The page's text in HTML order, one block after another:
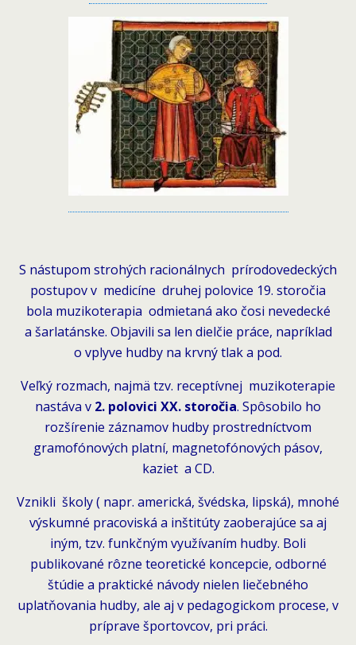
S nástupom strohých racionálnych prírodovedeckých
postupov v medicíne druhej polovice 19. storočia
bola muzikoterapia odmietaná ako čosi nevedecké
a šarlatánske. Objavili sa len dielčie práce, napríklad
o vplyve hudby na krvný tlak a pod.
Veľký rozmach, najmä tzv. receptívnej muzikoterapie
nastáva v 2. polovici XX. storočia. Spôsobilo ho
rozšírenie záznamov hudby prostredníctvom
gramofónových platní, magnetofónových pásov,
kaziet a CD.
Vznikli školy ( napr. americká, švédska, lipská), mnohé
výskumné pracoviská a inštitúty zaoberajúce sa aj
iným, tzv. funkčným využívaním hudby. Boli
publikované rôzne teoretické koncepcie, odborné
štúdie a praktické návody nielen liečebného
uplatňovania hudby, ale aj v pedagogickom procese, v
príprave športovcov, pri práci.